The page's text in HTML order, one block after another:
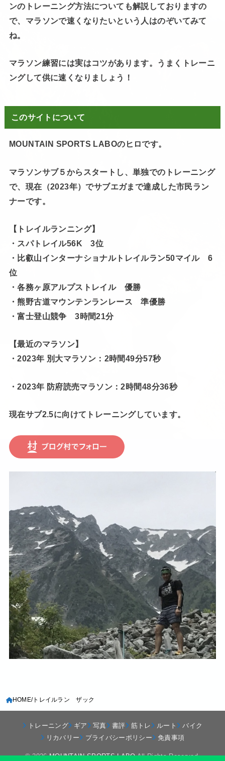
ンのトレーニング方法についても解説しておりますの
で、マラソンで速くなりたいという人はのぞいてみて
ね。
マラソン練習には実はコツがあります。うまくトレーニ
ングして供に速くなりましょう！
このサイトについて
MOUNTAIN SPORTS LABOのヒロです。
マラソンサブ５からスタートし、単独でのトレーニング
で、現在（2023年）でサブエガまで達成した市民ラン
ナーです。
【トレイルランニング】
・スパトレイル56K 3位
・比叡山インターナショナルトレイルラン50マイル 6
位
・各務ヶ原アルプストレイル 優勝
・熊野古道マウンテンランレース 準優勝
・富士登山競争 3時間21分
【最近のマラソン】
・2023年 別大マラソン：2時間49分57秒
・2023年 防府読売マラソン：2時間48分36秒
現在サブ2.5に向けてトレーニングしています。
HOME トレイルラン ザック
トレーニング ギア 写真 書評 筋トレ ルート
バイク
リカバリー
プライバシーポリシー 免責事項
© 2026MOUNTAIN SPORTS LABOAll Rights Reserved.